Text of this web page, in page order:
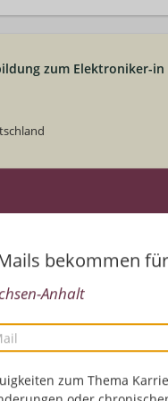
bekommen für
Anhalt
zum Thema
zum Elektroniker-
Studium Bachelor of
Controlling | HR/
| Unternehmensberatung
Studium Bachelor of